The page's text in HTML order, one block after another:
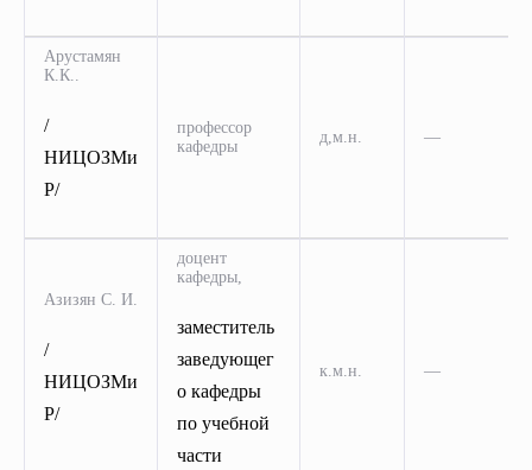
Арустамян
К.К..
/
НИЦОЗМи
Р/
профессор
кафедры
д,м.н. —
Азизян С. И.
/
НИЦОЗМи
Р/
доцент
кафедры,
заместитель
заведующег
о кафедры
по учебной
части
к.м.н. —